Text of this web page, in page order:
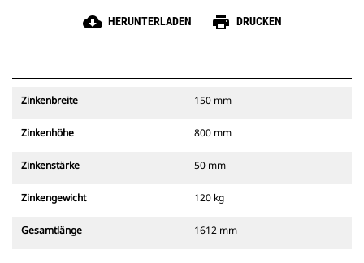
cloud_download HERUNTERLADEN print DRUCKEN
Zinkenbreite 150 mm
Zinkenhöhe 800 mm
Zinkenstärke 50 mm
Zinkengewicht 120 kg
Gesamtlänge 1612 mm